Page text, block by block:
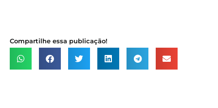
Compartilhe essa publicação!